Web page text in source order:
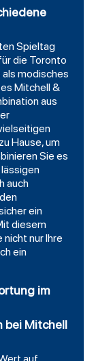
Spieltag
die Toronto
modisches
Mitchell &
aus
Hause, um
Sie es
auch
ein
diesem
nur Ihre
ein
im
bei Mitchell